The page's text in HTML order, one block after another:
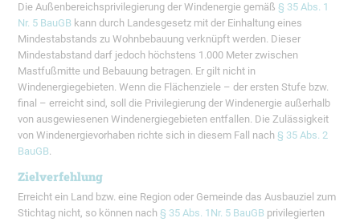
Die Außenbereichsprivilegierung der Windenergie gemäß§ 35 Abs. 1
Nr. 5 BauGB kann durch Landesgesetz mit der Einhaltung eines
Mindestabstands zu Wohnbebauung verknüpft werden. Dieser
Mindestabstand darf jedoch höchstens 1.000 Meter zwischen
Mastfußmitte und Bebauung betragen. Er gilt nicht in
Windenergiegebieten. Wenn die Flächenziele – der ersten Stufe bzw.
final – erreicht sind, soll die Privilegierung der Windenergie außerhalb
von ausgewiesenen Windenergiegebieten entfallen. Die Zulässigkeit
von Windenergievorhaben richte sich in diesem Fall nach§ 35 Abs. 2
BauGB.
Zielverfehlung
Erreicht ein Land bzw. eine Region oder Gemeinde das Ausbauziel zum
Stichtag nicht, so können nach§ 35 Abs. 1Nr. 5 BauGB privilegierten